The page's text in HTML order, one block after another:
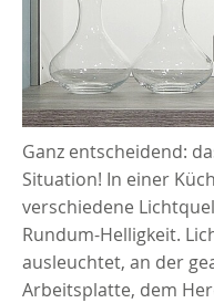
Ganz entscheidend:
Situation! In einer
verschiedene
Rundum-Helligkeit.
ausleuchtet, an der
Arbeitsplatte, dem